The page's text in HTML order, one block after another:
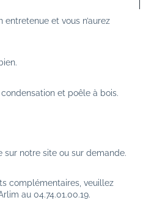
et vous n’aurez
et poêle à bois.
notre site ou sur demande.
complémentaires, veuillez
au 04.74.01.00.19.